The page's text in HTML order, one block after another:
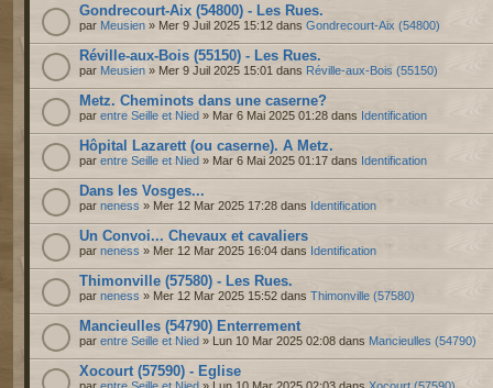
Gondrecourt-Aix (54800) - Les Rues.
par Meusien » Mer 9 Juil 2025 15:12 dans Gondrecourt-Aix (54800)
Réville-aux-Bois (55150) - Les Rues.
par Meusien » Mer 9 Juil 2025 15:01 dans Réville-aux-Bois (55150)
Metz. Cheminots dans une caserne?
par entre Seille et Nied » Mar 6 Mai 2025 01:28 dans Identification
Hôpital Lazarett (ou caserne). A Metz.
par entre Seille et Nied » Mar 6 Mai 2025 01:17 dans Identification
Dans les Vosges...
par neness » Mer 12 Mar 2025 17:28 dans Identification
Un Convoi... Chevaux et cavaliers
par neness » Mer 12 Mar 2025 16:04 dans Identification
Thimonville (57580) - Les Rues.
par neness » Mer 12 Mar 2025 15:52 dans Thimonville (57580)
Mancieulles (54790) Enterrement
par entre Seille et Nied » Lun 10 Mar 2025 02:08 dans Mancieulles (54790)
Xocourt (57590) - Eglise
par entre Seille et Nied » Lun 10 Mar 2025 02:03 dans Xocourt (57590)